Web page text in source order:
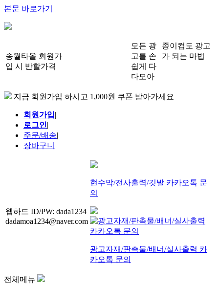
본문 바로가기
송월타올 회원가
입 시 반할가격
모든 광
고를 손
쉽게 다
다모아
종이컵도 광고
가 되는 마법
지금 회원가입 하시고 1,000원 쿠폰 받아가세요
회원가입|
로그인|
주문/배송|
장바구니
웹하드 ID/PW: dada1234
dadamoa1234@naver.com
현수막/전사출력/깃발 카카오톡 문
의
광고자재/판촉물/배너/실사출력 카
카오톡 문의
전체메뉴